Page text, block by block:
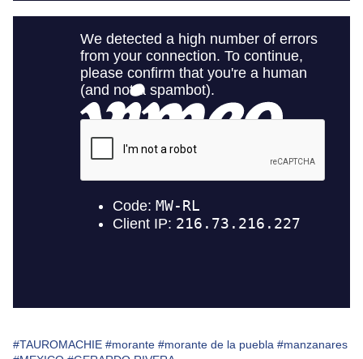
#TAUROMACHIE #morante #morante de la puebla #manzanares